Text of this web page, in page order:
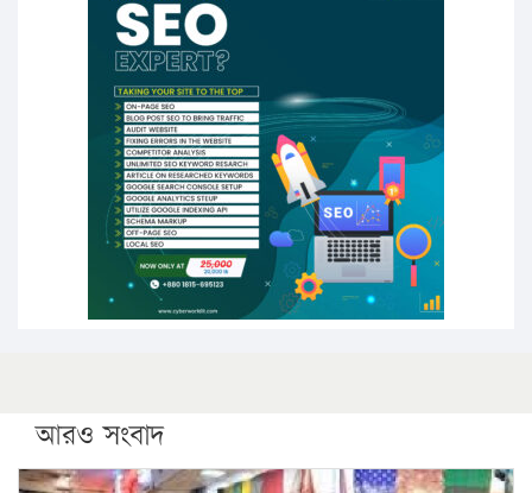
১৬ মে চাঁদপুর ও ২৫ মে ফেনী সফরে যাবেন প্রধানমন্ত্রী
উচ্চশিক্ষায় গৌরবময় অর্জন: পূর্ণ স্কলারশিপে যুক্তরাষ্ট্রে
পিএইচডি করছেন কুয়েটের কৃতি…
সারা দেশে বজ্রাঘাতে ১৪ জনের প্রাণহানি
কঠোর হচ্ছে এসএসসি ও এইচএসসি পরীক্ষা
ফরিদগঞ্জে আগুনে পুড়লো ৬ ব্যবসা প্রতিষ্ঠান
আরও সংবাদ